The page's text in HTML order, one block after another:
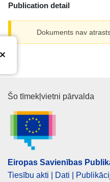
Publication detail
Dokuments nav
Eiropas
Šo tīmekļvietni pārvalda
Eiropas Savienības
Tiesību akti | Dati |